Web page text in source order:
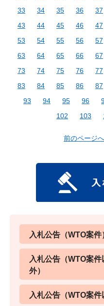
33
34 35 36 37
43
44 45 46 47
53
54 55 56 57
63
64 65 66 67
73
74 75 76 77
83
84 85 86 87
93
94 95 96
102
103
前のページへ
入札公告（WTO案件
入札公告（WTO案
外）
入札公告（WTO案件